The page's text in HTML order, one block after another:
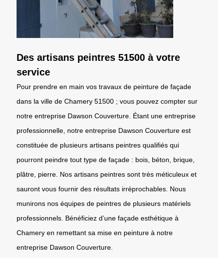
Des artisans peintres 51500 à votre
service
Pour prendre en main vos travaux de peinture de façade
dans la ville de Chamery 51500 ; vous pouvez compter sur
notre entreprise Dawson Couverture. Étant une entreprise
professionnelle, notre entreprise Dawson Couverture est
constituée de plusieurs artisans peintres qualifiés qui
pourront peindre tout type de façade : bois, béton, brique,
plâtre, pierre. Nos artisans peintres sont très méticuleux et
sauront vous fournir des résultats irréprochables. Nous
munirons nos équipes de peintres de plusieurs matériels
professionnels. Bénéficiez d’une façade esthétique à
Chamery en remettant sa mise en peinture à notre
entreprise Dawson Couverture.